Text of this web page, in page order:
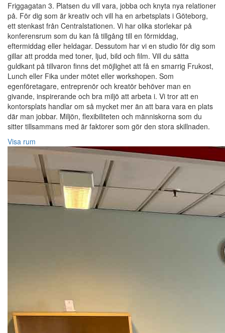
Friggagatan 3. Platsen du vill vara, jobba och knyta nya relationer
på. För dig som är kreativ och vill ha en arbetsplats i Göteborg,
ett stenkast från Centralstationen. Vi har olika storlekar på
konferensrum som du kan få tillgång till en förmiddag,
eftermiddag eller heldagar. Dessutom har vi en studio för dig som
gillar att prodda med toner, ljud, bild och film. Vill du sätta
guldkant på tillvaron finns det möjlighet att få en smarrig Frukost,
Lunch eller Fika under mötet eller workshopen. Som
egenföretagare, entreprenör och kreatör behöver man en
givande, inspirerande och bra miljö att arbeta i. Vi tror att en
kontorsplats handlar om så mycket mer än att bara vara en plats
där man jobbar. Miljön, flexibiliteten och människorna som du
sitter tillsammans med är faktorer som gör den stora skillnaden.
Visa rum